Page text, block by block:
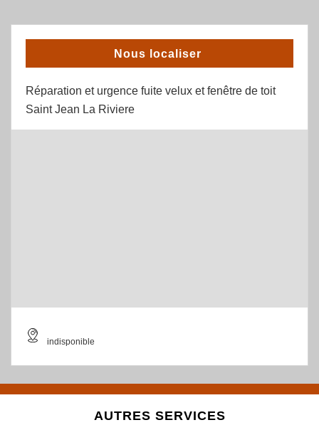
Nous localiser
Réparation et urgence fuite velux et fenêtre de toit
Saint Jean La Riviere
indisponible
AUTRES SERVICES